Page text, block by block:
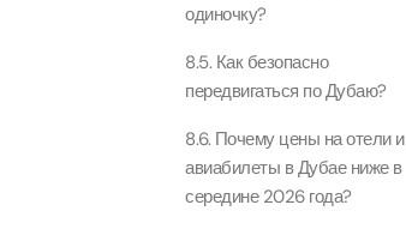
одиночку?
8.5. Как безопасно
передвигаться по Дубаю?
8.6. Почему цены на отели и
авиабилеты в Дубае ниже в
середине 2026 года?